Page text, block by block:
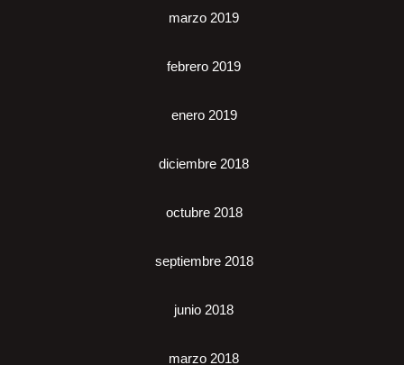
marzo 2019
febrero 2019
enero 2019
diciembre 2018
octubre 2018
septiembre 2018
junio 2018
marzo 2018